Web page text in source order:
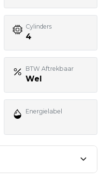
Cylinders
4
BTW Aftrekbaar
Wel
Energielabel